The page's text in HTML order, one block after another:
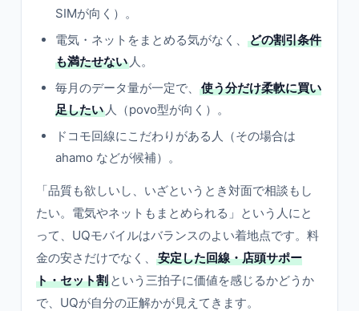
SIMが向く）。
電気・ネットをまとめる気がなく、
どの割引条件
も満たせない 人。
毎月のデータ量が一定で、
使う分だけ柔軟に買い
足したい 人（povo型が向く）。
ドコモ回線にこだわりがある人（その場合は
ahamo などが候補）。
「品質も欲しいし、いざというとき対面で相談もし
たい。電気やネットもまとめられる」という人にと
って、UQモバイルはバランスのよい着地点です。料
金の安さだけでなく、
安定した回線・店頭サポー
ト・セット割 という三拍子に価値を感じるかどうか
で、UQが自分の正解かが見えてきます。